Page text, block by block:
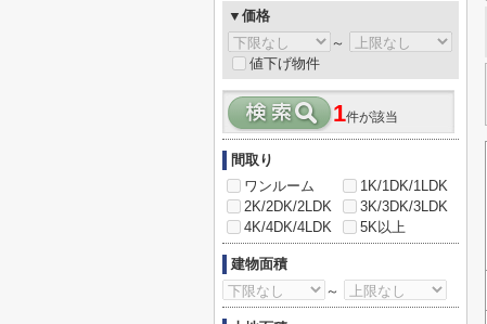
▼価格
～
値下げ物件
1件が該当
間取り
ワンルーム
1K/1DK/1LDK
2K/2DK/2LDK
3K/3DK/3LDK
4K/4DK/4LDK
5K以上
建物面積
～